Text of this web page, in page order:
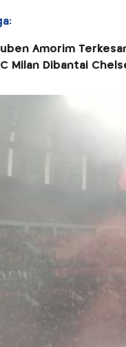
Amorim
Milan Dibantai